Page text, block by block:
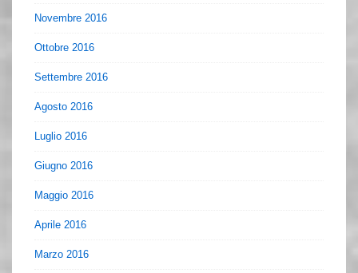
Novembre 2016
Ottobre 2016
Settembre 2016
Agosto 2016
Luglio 2016
Giugno 2016
Maggio 2016
Aprile 2016
Marzo 2016